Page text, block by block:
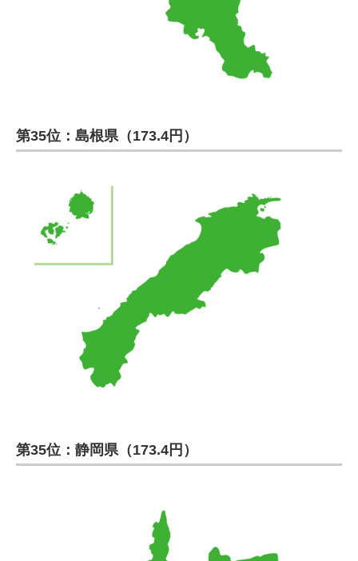
第35位：島根県（173.4円）
第35位：静岡県（173.4円）